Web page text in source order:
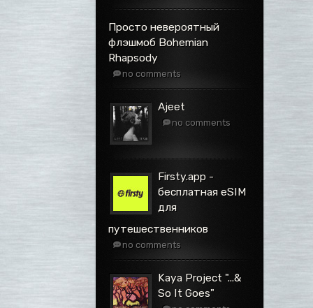
Просто невероятный
флэшмоб Bohemian
Rhapsody
no comments
Ajeet
no comments
Firsty.app -
бесплатная eSIM
для
путешественников
no comments
Kaya Project ".​.​.​&
So It Goes"